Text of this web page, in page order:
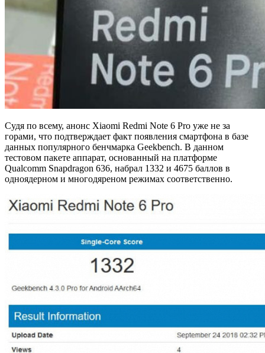
Судя по всему, анонс Xiaomi Redmi Note 6 Pro уже не за
горами, что подтверждает факт появления смартфона в базе
данных популярного бенчмарка Geekbench. В данном
тестовом пакете аппарат, основанный на платформе
Qualcomm Snapdragon 636, набрал 1332 и 4675 баллов в
одноядерном и многодяреном режимах соответственно.